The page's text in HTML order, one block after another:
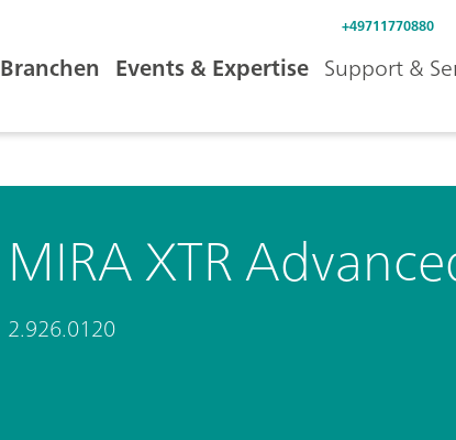
+49711770880
Branchen Events & Expertise Support &
MIRA XTR
2.926.0120